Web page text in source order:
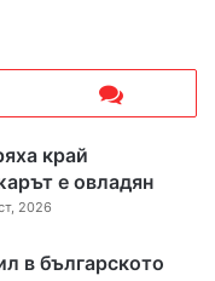
край
е овладян
2026
в българското